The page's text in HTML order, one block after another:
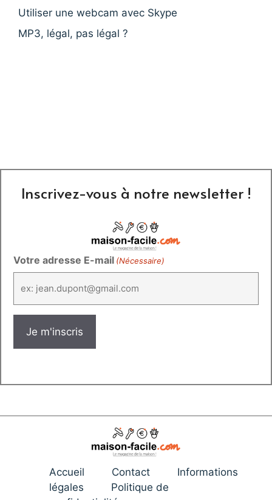
Utiliser une webcam avec Skype
MP3, légal, pas légal ?
Inscrivez-vous à notre newsletter !
Votre adresse E-mail (Nécessaire)
Accueil Contact
Informations
légales
Politique de